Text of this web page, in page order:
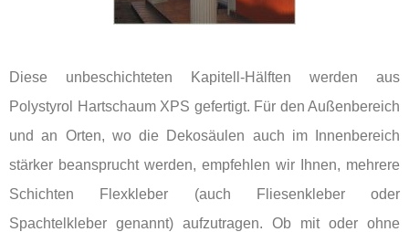
Diese unbeschichteten Kapitell-Hälften werden aus
Polystyrol Hartschaum XPS gefertigt. Für den Außenbereich
und an Orten, wo die Dekosäulen auch im Innenbereich
stärker beansprucht werden, empfehlen wir Ihnen, mehrere
Schichten Flexkleber (auch Fliesenkleber oder
Spachtelkleber genannt) aufzutragen. Ob mit oder ohne